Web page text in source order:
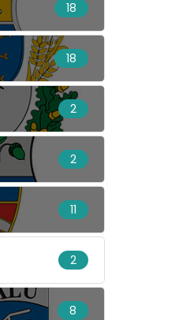
18
18
2
2
11
2
8